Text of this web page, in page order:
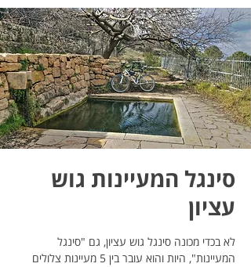
סינגל המעיינות גוש
עציון
לא בכדי מכונה סינגל גוש עציון, גם "סינגל
המעיינות", היות והוא עובר בין 5 מעיינות צלולים